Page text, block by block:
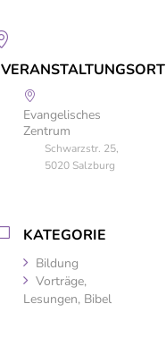
VERANSTALTUNGSORT
Evangelisches
Zentrum
Schwarzstr. 25,
5020 Salzburg
KATEGORIE
Bildung
Vorträge,
Lesungen, Bibel